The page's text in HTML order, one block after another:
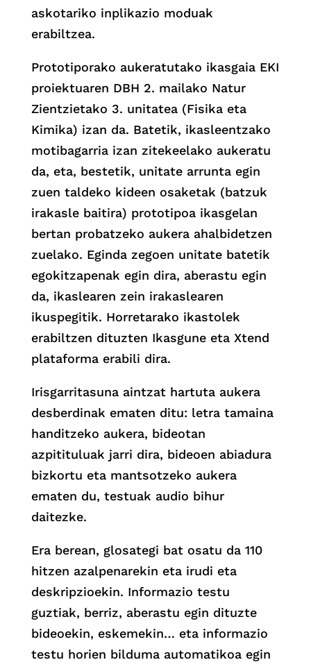
askotariko inplikazio moduak
erabiltzea.
Prototiporako aukeratutako ikasgaia EKI
proiektuaren DBH 2. mailako Natur
Zientzietako 3. unitatea (Fisika eta
Kimika) izan da. Batetik, ikasleentzako
motibagarria izan zitekeelako aukeratu
da, eta, bestetik, unitate arrunta egin
zuen taldeko kideen osaketak (batzuk
irakasle baitira) prototipoa ikasgelan
bertan probatzeko aukera ahalbidetzen
zuelako. Eginda zegoen unitate batetik
egokitzapenak egin dira, aberastu egin
da, ikaslearen zein irakaslearen
ikuspegitik. Horretarako ikastolek
erabiltzen dituzten Ikasgune eta Xtend
plataforma erabili dira.
Irisgarritasuna aintzat hartuta aukera
desberdinak ematen ditu: letra tamaina
handitzeko aukera, bideotan
azpitituluak jarri dira, bideoen abiadura
bizkortu eta mantsotzeko aukera
ematen du, testuak audio bihur
daitezke.
Era berean, glosategi bat osatu da 110
hitzen azalpenarekin eta irudi eta
deskripzioekin. Informazio testu
guztiak, berriz, aberastu egin dituzte
bideoekin, eskemekin… eta informazio
testu horien bilduma automatikoa egin